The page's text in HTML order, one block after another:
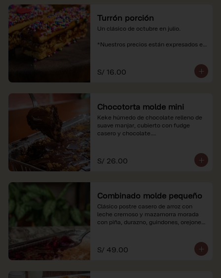
Turrón porción
Un clásico de octubre en julio.
*Nuestros precios están expresados en
S/ 16.00
Chocotorta molde mini
Keke húmedo de chocolate relleno de
suave manjar, cubierto con fudge
casero y chocolate.
soles e incluyen impuestos de ley y
recargo al consumo. Imagenes
S/ 26.00
Combinado molde pequeño
Clásico postre casero de arroz con
leche cremoso y mazamorra morada
con piña, durazno, guindones, orejones
*Nuestros precios están expresados en
soles e incluyen impuestos de ley y
S/ 49.00